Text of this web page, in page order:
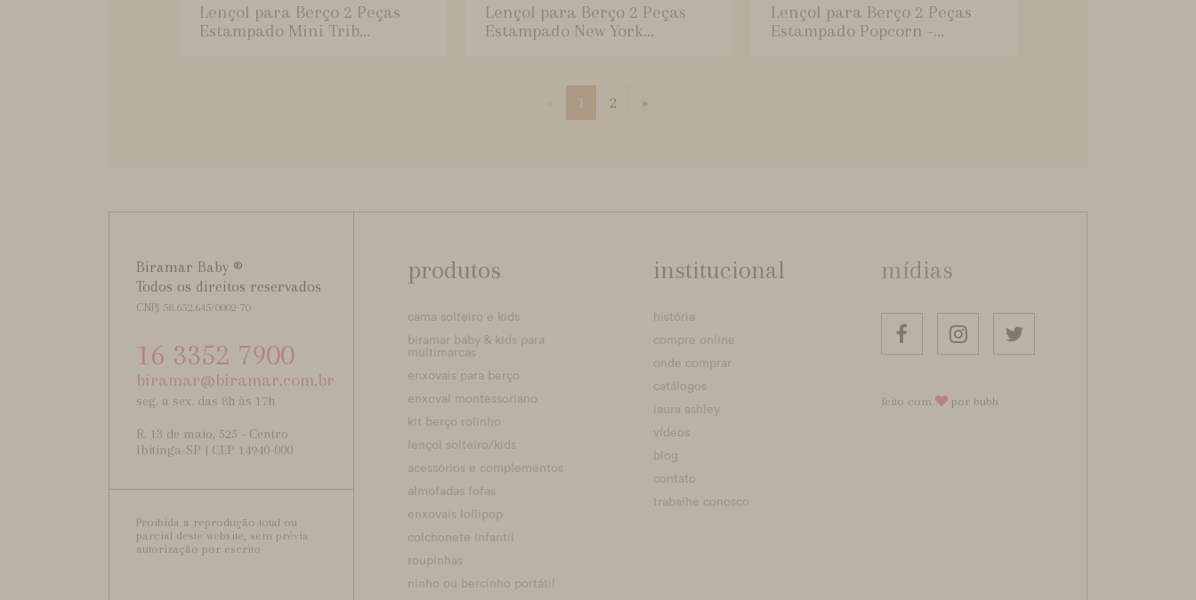
Lençol para Berço 2 Peças
Estampado Mini Trib...
Lençol para Berço 2 Peças
Estampado New York...
Lençol para Berço 2 Peças
Estampado Popcorn -...
1 2 »
Biramar Baby ®
Todos os direitos reservados
CNPJ 58.652.645/0002-70
16 3352 7900
biramar@biramar.com.br
seg. a sex. das 8h às 17h
R. 13 de maio, 525 - Centro
Ibitinga-SP | CEP 14940-000
Proibida a reprodução total ou
parcial deste website, sem prévia
autorização por escrito
produtos
cama solteiro e kids
biramar baby & kids para
multimarcas
enxovais para berço
enxoval montessoriano
kit berço rolinho
lençol solteiro/kids
acessórios e complementos
almofadas fofas
enxovais lollipop
colchonete infantil
roupinhas
ninho ou bercinho portátil
institucional
história
compre online
onde comprar
catálogos
laura ashley
vídeos
blog
contato
trabalhe conosco
mídias
feito com por bubb